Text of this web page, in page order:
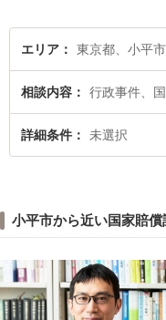
エリア 東京都、小平市
相談内容 行政事件、
詳細条件 未選択
小平市から近い国家賠